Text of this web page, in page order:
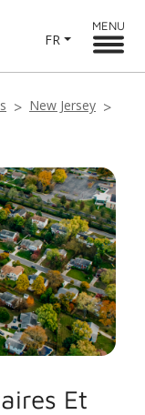
FR
MENU
New Jersey
Et